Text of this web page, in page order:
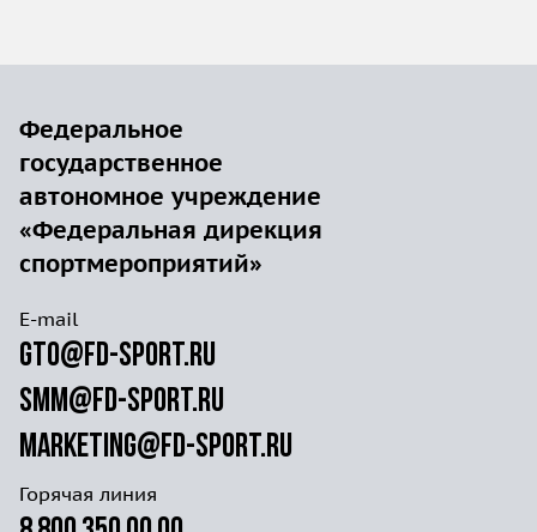
Федеральное
государственное
автономное учреждение
«Федеральная дирекция
спортмероприятий»
E-mail
gto@fd-sport.ru
smm@fd-sport.ru
marketing@fd-sport.ru
Горячая линия